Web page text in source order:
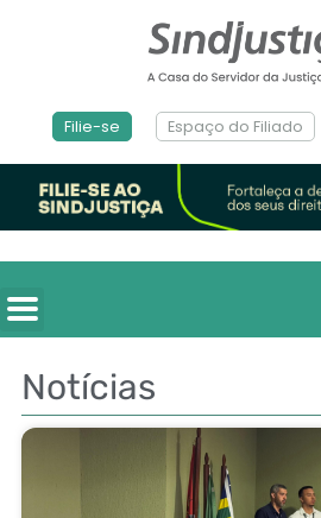
Filie-se Espaço do Filiado
Notícias